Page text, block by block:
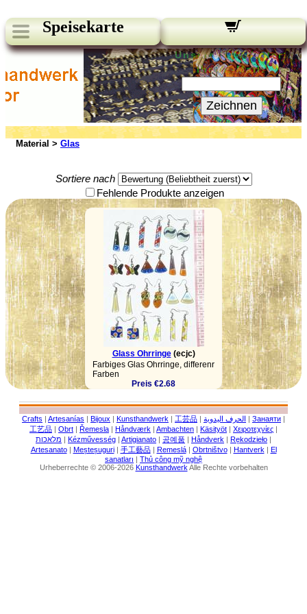
Speisekarte
Unsere Newsletter:
Ihre E-Mail:
Zeichnen
Material > Glas
Sortiere nach
Fehlende Produkte anzeigen
Glass Ohrringe(ecjc)
Farbiges Glas Ohrringe, differenr
Farben
Preis €2.68
Crafts | Artesanías | Bijoux | Kunsthandwerk | 工芸品 | الحرف اليدوية | Занаяти |
工艺品 | Obrt | Řemesla | Håndværk | Ambachten | Käsityöt | Χειροτεχνίες |
מלאכות | Kézművesség | Artigianato | 공예품 | Håndverk | Rękodzieło |
Artesanato| Meșteșuguri| 手工藝品| Remeslá| Obrtništvo| Hantverk | El
sanatları | Thủ công mỹ nghệ
Urheberrechte © 2006-2026 Kunsthandwerk Alle Rechte vorbehalten